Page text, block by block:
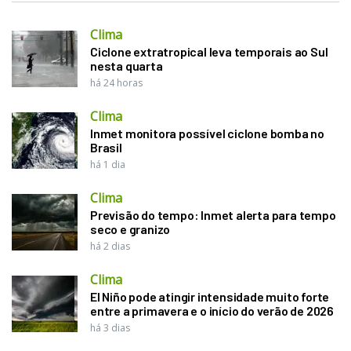
Clima
Ciclone extratropical leva temporais ao Sul
nesta quarta
há 24 horas
Clima
Inmet monitora possível ciclone bomba no
Brasil
há 1 dia
Clima
Previsão do tempo: Inmet alerta para tempo
seco e granizo
há 2 dias
Clima
El Niño pode atingir intensidade muito forte
entre a primavera e o início do verão de 2026
há 3 dias